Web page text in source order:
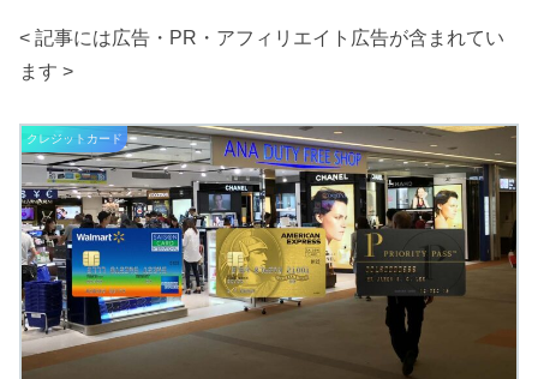
< 記事には広告・PR・アフィリエイト広告が含まれてい
ます >
クレジットカード